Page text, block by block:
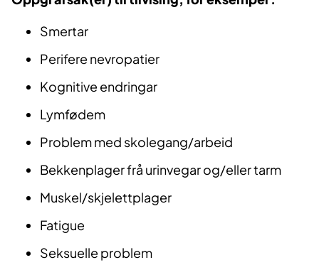
Smertar
Perifere nevropatier
Kognitive endringar
Lymfødem
Problem med skolegang/arbeid
Bekkenplager frå urinvegar og/eller tarm
Muskel/skjelettplager
Fatigue
Seksuelle problem